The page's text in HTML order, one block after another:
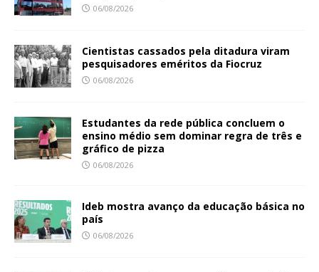
06/08/2026
Cientistas cassados pela ditadura viram
pesquisadores eméritos da Fiocruz
06/08/2026
Estudantes da rede pública concluem o
ensino médio sem dominar regra de três e
gráfico de pizza
06/08/2026
Ideb mostra avanço da educação básica no
país
06/08/2026